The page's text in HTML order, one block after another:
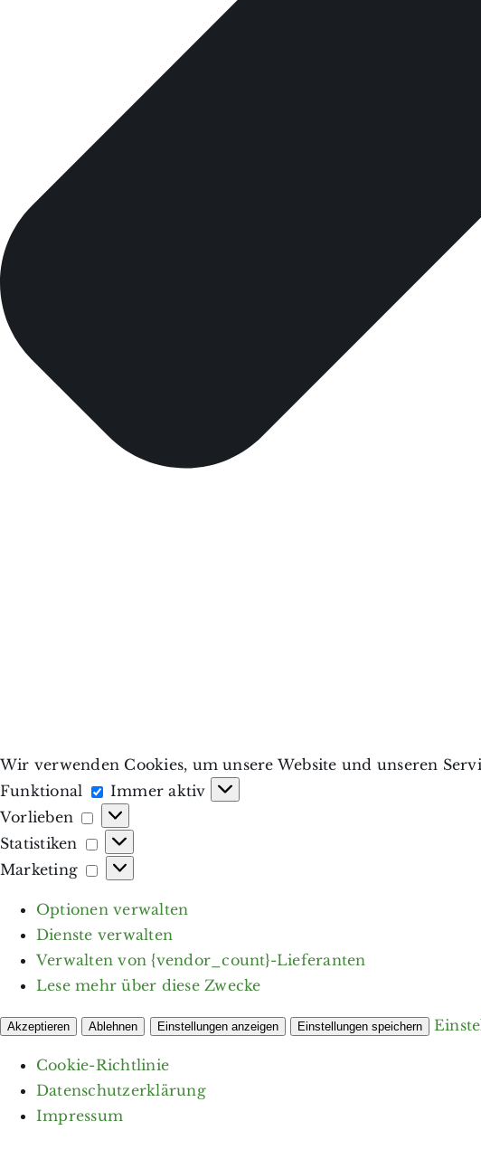
Wir verwenden Cookies, um unsere Website und unseren
Funktional
Funktional
Immer aktiv
Vorlieben
Vorlieben
Statistiken
Statistiken
Marketing
Marketing
Optionen verwalten
Dienste verwalten
Verwalten von {vendor_count}-Lieferanten
Lese mehr über diese Zwecke
Akzeptieren Ablehnen Einstellungen anzeigen Einstellungen speichern
Cookie-Richtlinie
Datenschutzerklärung
Impressum